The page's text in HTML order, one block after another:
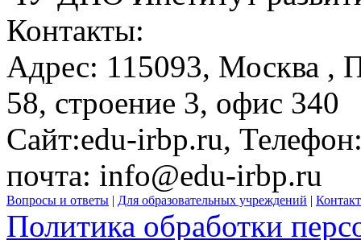
Контакты:
Адрес: 115093, Москва ,
58, строение 3, офис 340
Сайт:edu-irbp.ru,
почта: info@edu-irbp.ru
Вопросы и ответы | Для образовательных учреждений |
Политика обработки